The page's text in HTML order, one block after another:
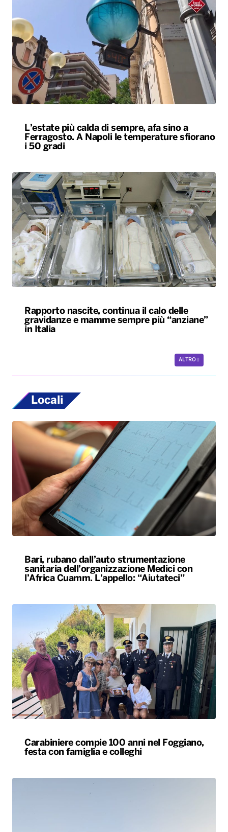
L’estate più calda di sempre, afa sino a
Ferragosto. A Napoli le temperature sfiorano
i 50 gradi
Rapporto nascite, continua il calo delle
gravidanze e mamme sempre più “anziane”
in Italia
ALTRO
Locali
Bari, rubano dall’auto strumentazione
sanitaria dell’organizzazione Medici con
l’Africa Cuamm. L’appello: “Aiutateci”
Carabiniere compie 100 anni nel Foggiano,
festa con famiglia e colleghi